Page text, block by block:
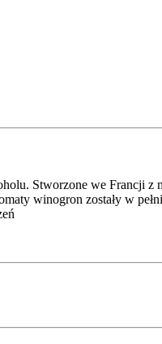
Stworzone we Francji z
winogron zostały w